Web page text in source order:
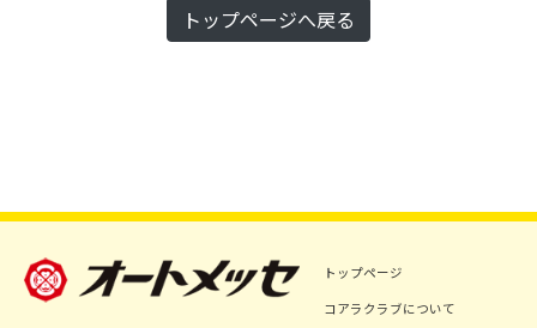
トップページへ戻る
トップページ
コアラクラブについて